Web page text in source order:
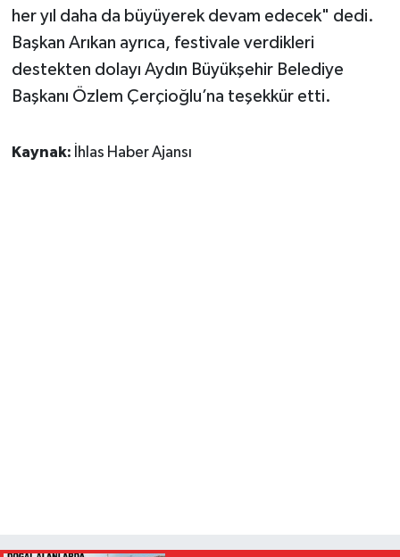
her yıl daha da büyüyerek devam edecek" dedi.
Başkan Arıkan ayrıca, festivale verdikleri
destekten dolayı Aydın Büyükşehir Belediye
Başkanı Özlem Çerçioğlu’na teşekkür etti.
Kaynak: İhlas Haber Ajansı